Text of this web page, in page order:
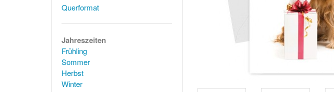
Querformat
Jahreszeiten
Frühling
Sommer
Herbst
Winter